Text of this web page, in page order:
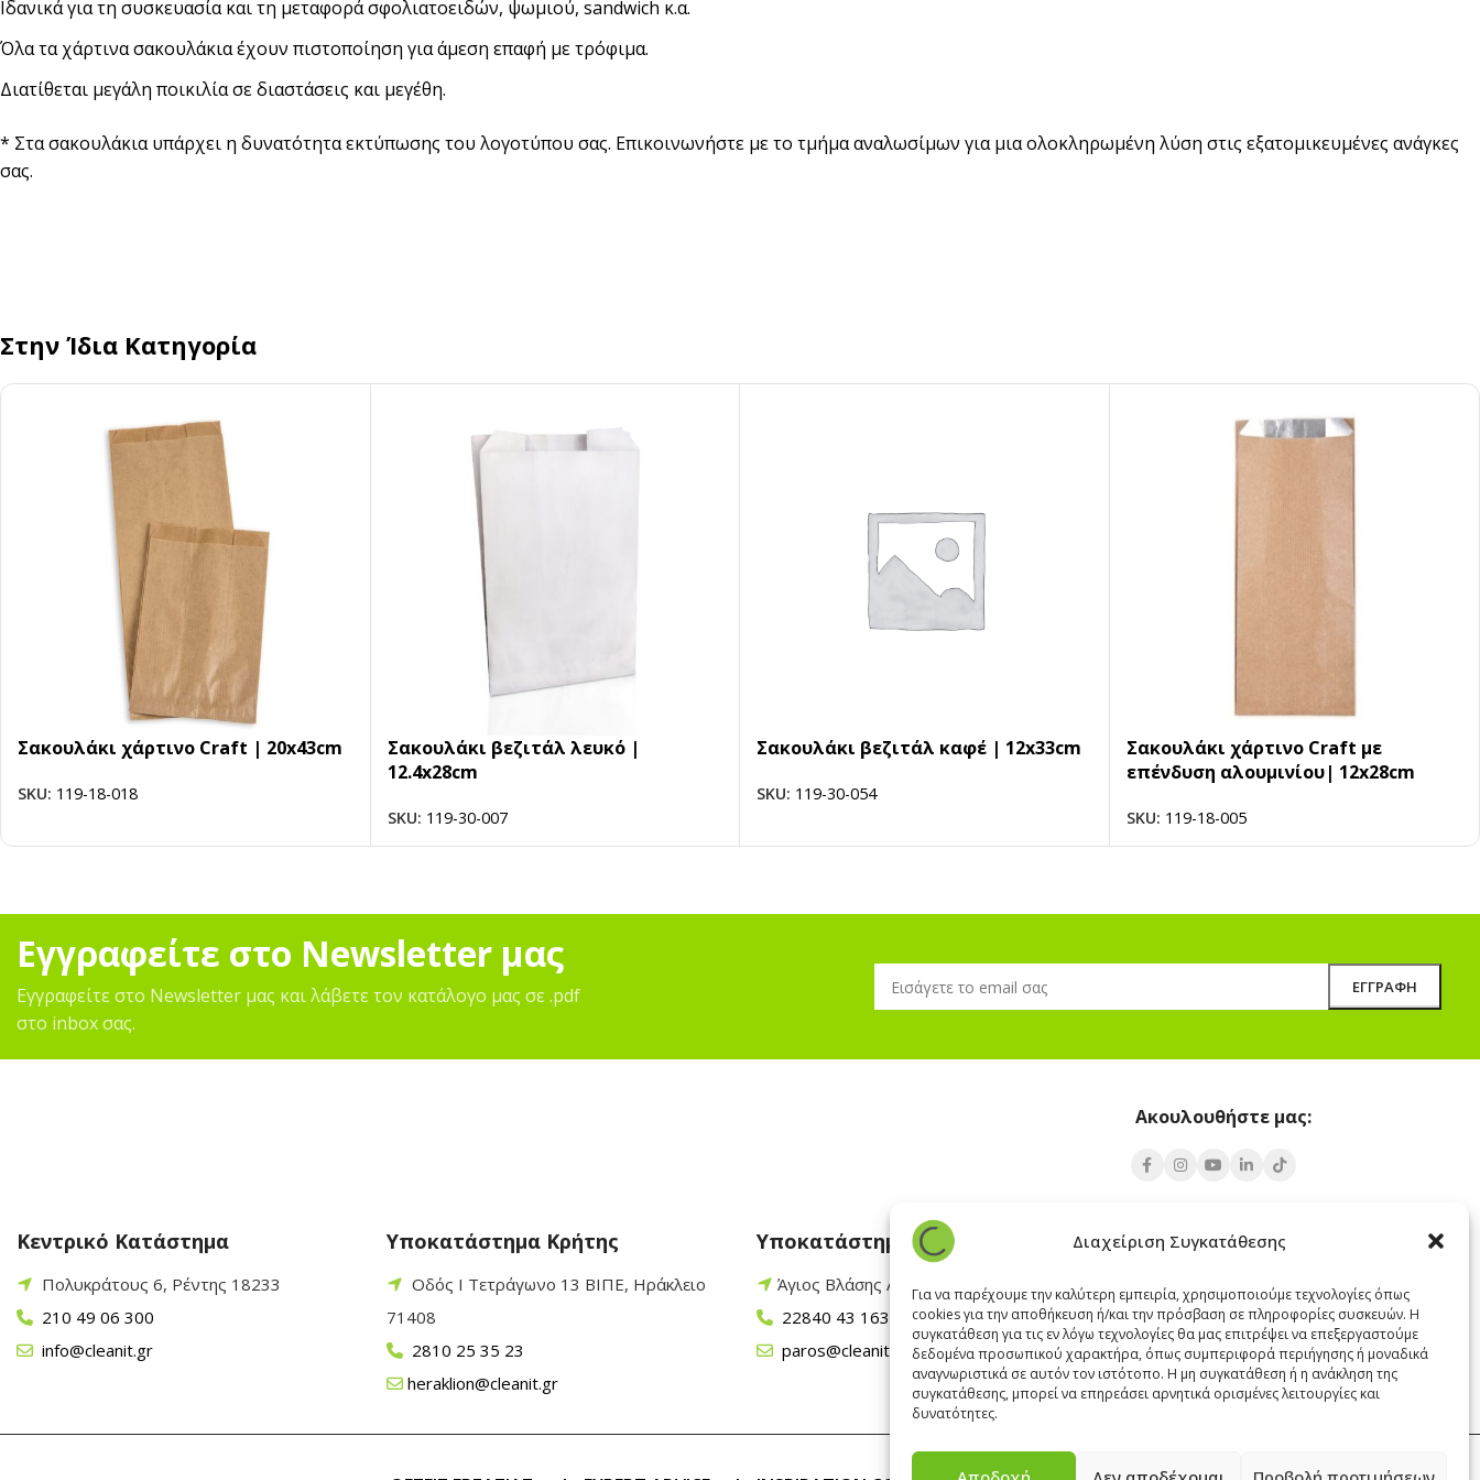
Διαχείριση Συγκατάθεσης
Για να παρέχουμε την καλύτερη εμπειρία, χρησιμοποιούμε τεχνολογίες όπως
cookies για την αποθήκευση ή/και την πρόσβαση σε πληροφορίες συσκευών. Η
συγκατάθεση για τις εν λόγω τεχνολογίες θα μας επιτρέψει να επεξεργαστούμε
δεδομένα προσωπικού χαρακτήρα, όπως συμπεριφορά περιήγησης ή μοναδικά
αναγνωριστικά σε αυτόν τον ιστότοπο. Η μη συγκατάθεση ή η ανάκληση της
συγκατάθεσης, μπορεί να επηρεάσει αρνητικά ορισμένες λειτουργίες και
δυνατότητες.
ΜΕΤΑΦΟΡΑ ΦΑΓΗΤΟΥ
Κουβέρ
Σακουλάκια
Αναδευτήρες
ΑΝΑΛΩΣΙΜΑ ΕΣΤΙΑΣΗΣ
BRANDED ΛΥΣΕΙΣ
Χάρτινα Ποτήρια
Be inspired
Λύσεις βάσει Brand
Ιδανικά για τη συσκευασία και τη μεταφορά σφολιατοειδών, ψωμιού, sandwich κ.α.
Όλα τα χάρτινα σακουλάκια έχουν πιστοποίηση για άμεση επαφή με τρόφιμα.
Διατίθεται μεγάλη ποικιλία σε διαστάσεις και μεγέθη.
* Στα σακουλάκια υπάρχει η δυνατότητα εκτύπωσης του λογοτύπου σας. Επικοινωνήστε με το τμήμα αναλωσίμων για μια ολοκληρωμένη λύση στις εξατομικευμένες ανάγκες
σας.
Στην Ίδια Κατηγορία
Σακουλάκι χάρτινο Craft | 20x43cm
SKU: 119-18-018
Σακουλάκι βεζιτάλ λευκό |
12.4x28cm
SKU: 119-30-007
Σακουλάκι βεζιτάλ καφέ | 12x33cm
SKU: 119-30-054
Σακουλάκι χάρτινο Craft με
επένδυση αλουμινίου| 12x28cm
SKU: 119-18-005
Εγγραφείτε στο Newsletter μας
Εγγραφείτε στο Newsletter μας και λάβετε τον κατάλογο μας σε .pdf
στο inbox σας.
Ακουλουθήστε μας:
Κεντρικό Κατάστημα
Πολυκράτους 6, Ρέντης 18233
210 49 06 300
info@cleanit.gr
Υποκατάστημα Κρήτης
Οδός Ι Τετράγωνο 13 ΒΙΠΕ, Ηράκλειο
71408
2810 25 35 23
heraklion@cleanit.gr
Υποκατάστημα Πάρου
Άγιος Βλάσης Αρχίλοχος, Πάρος 84400
22840 43 163
paros@cleanit.gr
Υποκατάστημα Σαντορίνης
Έξω Γωνία, Σαντορίνη
847 00
22860 22322
santorini@cleanit.gr